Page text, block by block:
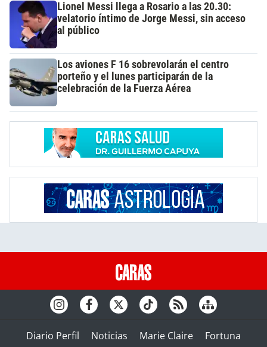
Lionel Messi llega a Rosario a las 20.30:
velatorio íntimo de Jorge Messi, sin acceso
al público
Los aviones F 16 sobrevolarán el centro
porteño y el lunes participarán de la
celebración de la Fuerza Aérea
Diario Perfil Noticias Marie Claire Fortuna